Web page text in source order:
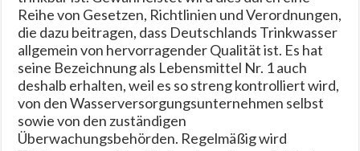
Reihe von Gesetzen, Richtlinien und Verordnungen,
die dazu beitragen, dass Deutschlands Trinkwasser
allgemein von hervorragender Qualität ist. Es hat
seine Bezeichnung als Lebensmittel Nr. 1 auch
deshalb erhalten, weil es so streng kontrolliert wird,
von den Wasserversorgungsunternehmen selbst
sowie von den zuständigen
Überwachungsbehörden. Regelmäßig wird